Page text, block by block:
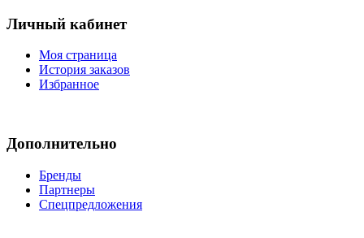
Личный кабинет
Моя страница
История заказов
Избранное
Дополнительно
Бренды
Партнеры
Спецпредложения